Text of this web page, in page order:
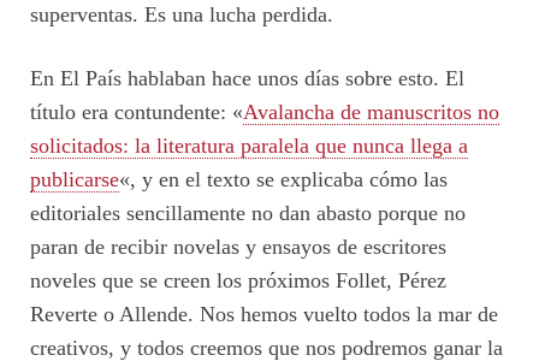
superventas. Es una lucha perdida.
En El País hablaban hace unos días sobre esto. El
título era contundente: «Avalancha de manuscritos no
solicitados: la literatura paralela que nunca llega a
publicarse«, y en el texto se explicaba cómo las
editoriales sencillamente no dan abasto porque no
paran de recibir novelas y ensayos de escritores
noveles que se creen los próximos Follet, Pérez
Reverte o Allende. Nos hemos vuelto todos la mar de
creativos, y todos creemos que nos podremos ganar la